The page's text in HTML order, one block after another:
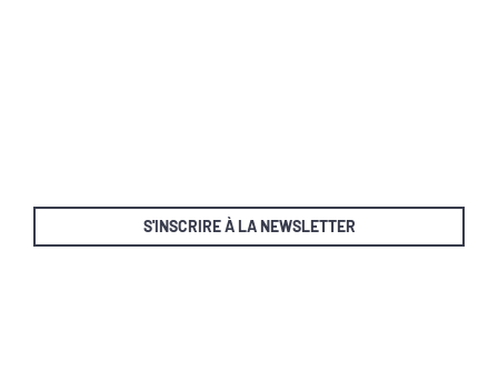
S'INSCRIRE À LA NEWSLETTER